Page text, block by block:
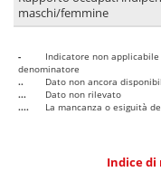
maschi/femmine
-
Indicatore non
denominatore
..
Dato non ancora
...
Dato non rilevato
....
La mancanza o esiguità
Indice di